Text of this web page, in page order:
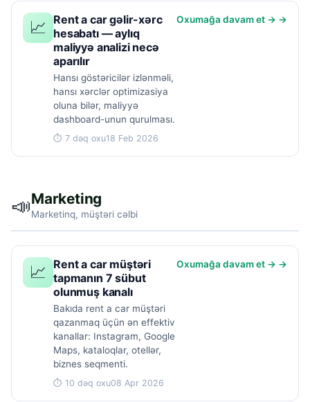
📈
Rent a car gəlir-xərc
hesabatı — aylıq
maliyyə analizi necə
aparılır
Hansı göstəricilər izlənməli,
hansı xərclər optimizasiya
oluna bilər, maliyyə
dashboard-unun qurulması.
⏱ 7 dəq oxu18 Feb 2026
Oxumağa davam et → →
📣Marketing
Marketinq, müştəri cəlbi
📈
Rent a car müştəri
tapmanın 7 sübut
olunmuş kanalı
Bakıda rent a car müştəri
qazanmaq üçün ən effektiv
kanallar: Instagram, Google
Maps, kataloqlar, otellər,
biznes seqmenti.
⏱ 10 dəq oxu08 Apr 2026
Oxumağa davam et → →